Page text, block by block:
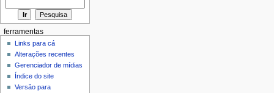
ferramentas
Links para cá
Alterações recentes
Gerenciador de mídias
Índice do site
Versão para